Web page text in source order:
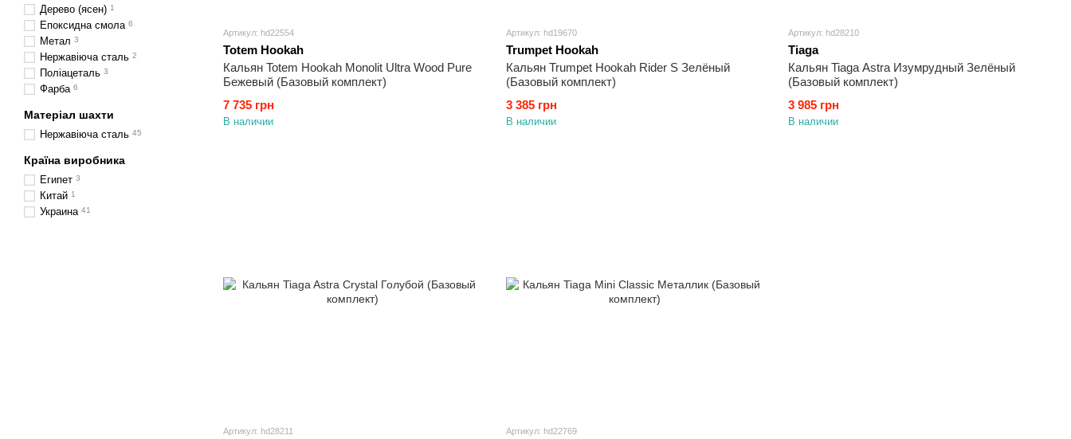
Артикул: hd22554
Totem Hookah
Кальян Totem Hookah Monolit Ultra Wood Pure
Бежевый (Базовый комплект)
7 735 грн
В наличии
Артикул: hd19670
Trumpet Hookah
Кальян Trumpet Hookah Rider S Зелёный
(Базовый комплект)
3 385 грн
В наличии
Артикул: hd28210
Tiaga
Кальян Tiaga Astra Изумрудный Зелёный
(Базовый комплект)
3 985 грн
В наличии
Артикул: hd28211 Артикул: hd22769
Дерево (ясен) 1
Епоксидна смола 6
Метал 3
Нержавіюча сталь 2
Поліацеталь 3
Фарба 6
Матеріал шахти
Нержавіюча сталь 45
Країна виробника
Египет 3
Китай 1
Украина 41